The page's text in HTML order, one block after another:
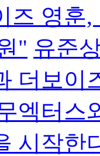
즈 영훈
" 유준
더보이
엑터스
시작한